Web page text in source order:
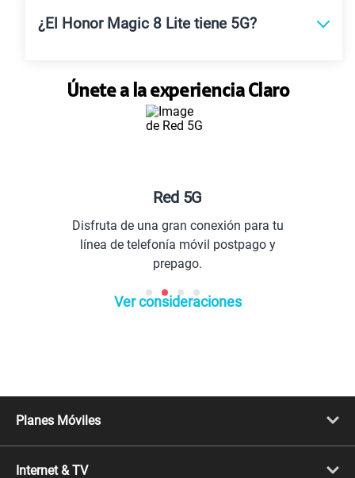
¿El Honor Magic 8 Lite tiene 5G?
Únete a la experiencia Claro
Red 5G
Disfruta de una gran conexión para tu
línea de telefonía móvil postpago y
prepago.
Ver consideraciones
Planes Móviles
Línea Nueva
Internet & TV